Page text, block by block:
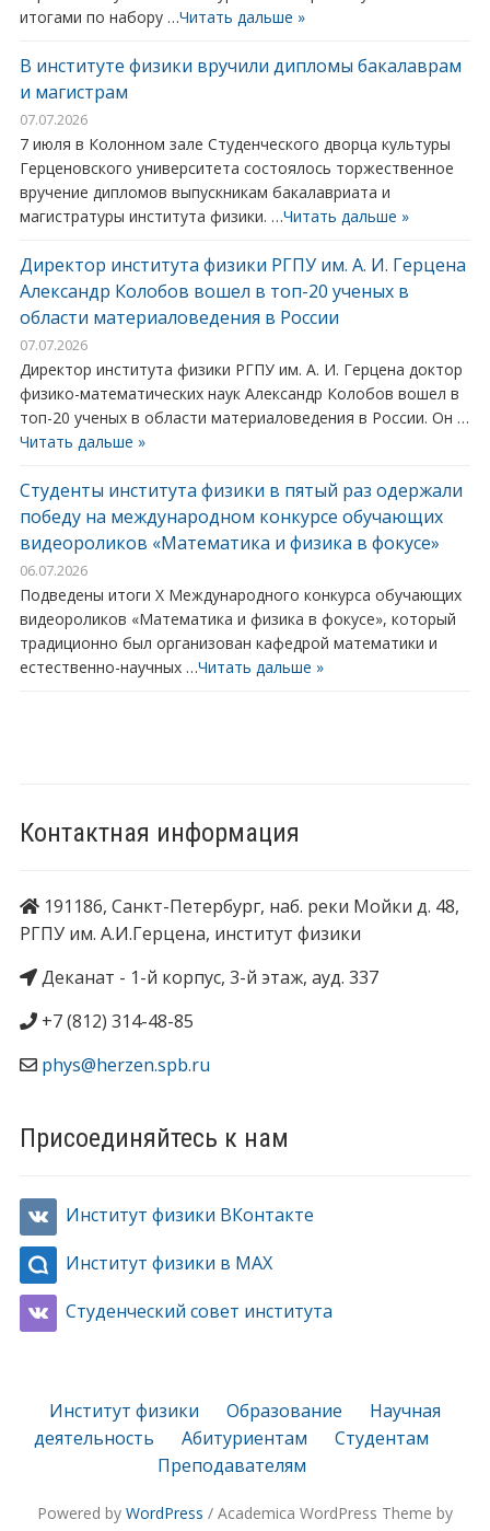
итогами по набору …Читать дальше »
В институте физики вручили дипломы бакалаврам
и магистрам
07.07.2026
7 июля в Колонном зале Студенческого дворца культуры
Герценовского университета состоялось торжественное
вручение дипломов выпускникам бакалавриата и
магистратуры института физики. …Читать дальше »
Директор института физики РГПУ им. А. И. Герцена
Александр Колобов вошел в топ-20 ученых в
области материаловедения в России
07.07.2026
Директор института физики РГПУ им. А. И. Герцена доктор
физико-математических наук Александр Колобов вошел в
топ-20 ученых в области материаловедения в России. Он …
Читать дальше »
Студенты института физики в пятый раз одержали
победу на международном конкурсе обучающих
видеороликов «Математика и физика в фокусе»
06.07.2026
Подведены итоги X Международного конкурса обучающих
видеороликов «Математика и физика в фокусе», который
традиционно был организован кафедрой математики и
естественно-научных …Читать дальше »
Контактная информация
191186, Санкт-Петербург, наб. реки Мойки д. 48,
РГПУ им. А.И.Герцена, институт физики
Деканат - 1-й корпус, 3-й этаж, ауд. 337
+7 (812) 314-48-85
phys@herzen.spb.ru
Присоединяйтесь к нам
Институт физики ВКонтакте
Институт физики в MAX
Студенческий совет института
Институт физики Образование
Научная
деятельность
Абитуриентам
Студентам
Преподавателям
Powered by WordPress / Academica WordPress Theme by